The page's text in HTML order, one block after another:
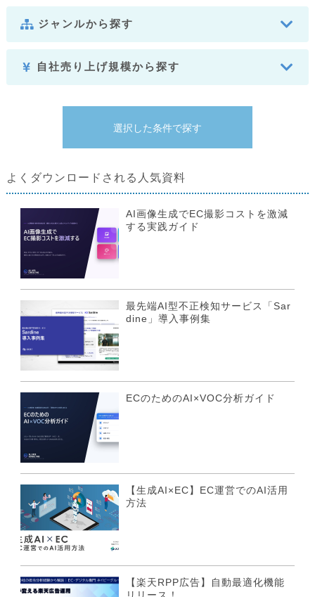
ジャンルから探す
自社売り上げ規模から探す
よくダウンロードされる人気資料
AI画像生成でEC撮影コストを激減
する実践ガイド
最先端AI型不正検知サービス「Sar
dine」導入事例集
ECのためのAI×VOC分析ガイド
【生成AI×EC】EC運営でのAI活用
方法
【楽天RPP広告】自動最適化機能